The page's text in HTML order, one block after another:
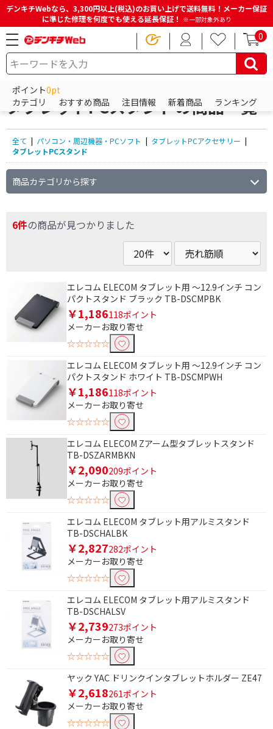
デンキチWebなら、3,300円以上(税込)のお買い上げで送料無料！メーカー保証
に準じた修理を何度でも使える延長保証！ ※一部対象外あり
0
ポイント0pt
カテゴリ
おすすめ商品 注目情報 新着商品 ランキング
HOME 商品一覧ページ パソコン・周辺機器・PCソフト
タブレットPCスタンドの商品一覧
全て | パソコン・周辺機器・PCソフト | タブレットPCアクセサリー |
タブレットPCスタンド
商品カテゴリから探す
6件の商品が見つかりました
エレコム ELECOM タブレット用 ～12.9インチ コン
パクトスタンド ブラック TB-DSCMPBK
￥1,186118ポイント
メーカーお取り寄せ
☆☆☆☆☆
エレコム ELECOM タブレット用 ～12.9インチ コン
パクトスタンド ホワイト TB-DSCMPWH
￥1,186118ポイント
メーカーお取り寄せ
☆☆☆☆☆
エレコム ELECOM Zアーム型タブレットスタンド
TB-DSZARMBKN
￥2,090209ポイント
メーカーお取り寄せ
☆☆☆☆☆
エレコム ELECOM タブレット用アルミスタンド
TB-DSCHALBK
￥2,827282ポイント
メーカーお取り寄せ
☆☆☆☆☆
エレコム ELECOM タブレット用アルミスタンド
TB-DSCHALSV
￥2,739273ポイント
メーカーお取り寄せ
☆☆☆☆☆
ヤック YAC ドリンクインタブレットホルダー ZE47
￥2,618261ポイント
メーカーお取り寄せ
☆☆☆☆☆
条件で絞り込む
フリーワードで絞り込む
除外する
除外する にチェックを入れると、指定したワード
を除外して検索します。
価格で絞り込む
円~